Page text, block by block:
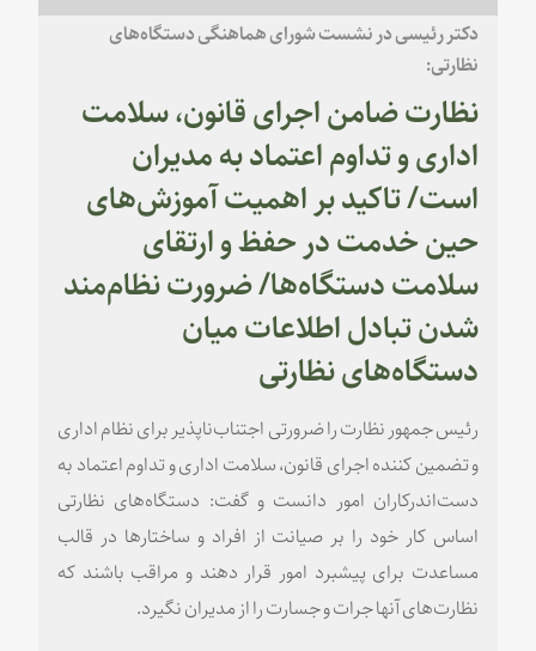
دکتر رئیسی در نشست شورای هماهنگی دستگاه‌های
نظارتی:
نظارت ضامن اجرای قانون، سلامت
اداری و تداوم اعتماد به مدیران
است/ تاکید بر اهمیت آموزش‌های
حین خدمت در حفظ و ارتقای
سلامت دستگاه‌ها/ ضرورت نظام‌مند
شدن تبادل اطلاعات میان
دستگاه‌های نظارتی
رئیس جمهور نظارت را ضرورتی اجتناب‌ناپذیر برای نظام اداری
و تضمین کننده اجرای قانون، سلامت اداری و تداوم اعتماد به
دست‌اندرکاران امور دانست و گفت: دستگاه‌های نظارتی
اساس کار خود را بر صیانت از افراد و ساختارها در قالب
مساعدت برای پیشبرد امور قرار دهند و مراقب باشند که
نظارت‌های آنها جرات و جسارت را از مدیران نگیرد.